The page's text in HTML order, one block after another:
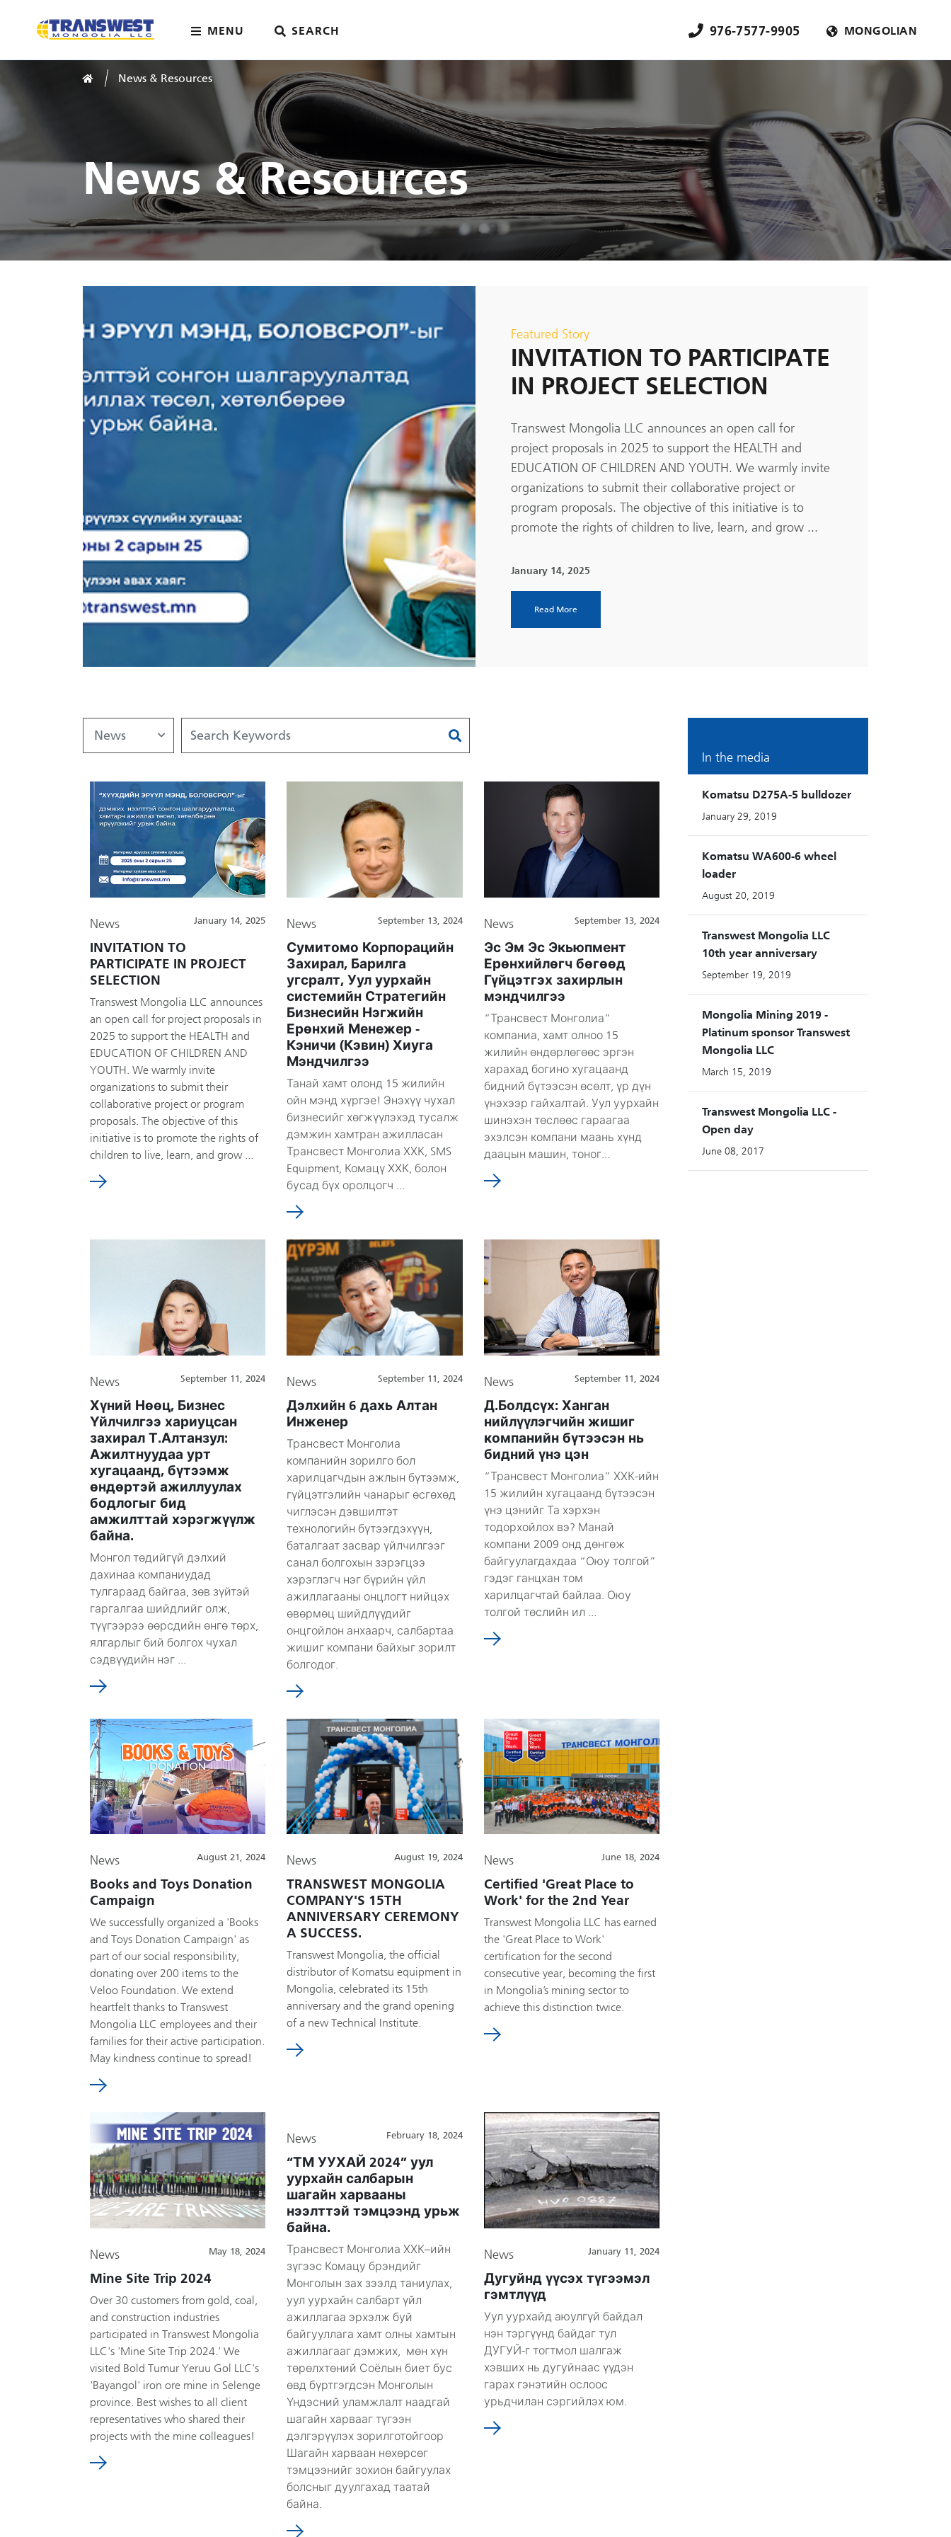
MENU SEARCH 976-7577-9905 MONGOLIAN
Home News & Resources
News & Resources
Featured Story
INVITATION TO PARTICIPATE
IN PROJECT SELECTION
Transwest Mongolia LLC announces an open call for
project proposals in 2025 to support the HEALTH and
EDUCATION OF CHILDREN AND YOUTH. We warmly invite
organizations to submit their collaborative project or
program proposals. The objective of this initiative is to
promote the rights of children to live, learn, and grow ...
January 14, 2025
Read More
News
January 14, 2025
News
INVITATION TO
PARTICIPATE IN PROJECT
SELECTION
Transwest Mongolia LLC announces
an open call for project proposals in
2025 to support the HEALTH and
EDUCATION OF CHILDREN AND
YOUTH. We warmly invite
organizations to submit their
collaborative project or program
proposals. The objective of this
initiative is to promote the rights of
children to live, learn, and grow ...
September 13, 2024
News
Сумитомо Корпорацийн
Захирал, Барилга
угсралт, Уул уурхайн
системийн Стратегийн
Бизнесийн Нэгжийн
Ерөнхий Менежер -
Кэничи (Кэвин) Хиуга
Мэндчилгээ
Танай хамт олонд 15 жилийн
ойн мэнд хүргэе! Энэхүү чухал
бизнесийг хөгжүүлэхэд тусалж
дэмжин хамтран ажилласан
Трансвест Монголиа ХХК, SMS
Equipment, Комацү ХХК, болон
бусад бүх оролцогч ...
September 13, 2024
News
Эс Эм Эс Экьюпмент
Ерөнхийлөгч бөгөөд
Гүйцэтгэх захирлын
мэндчилгээ
“Трансвест Монголиа”
компаниа, хамт олноо 15
жилийн өндөрлөгөөс эргэн
харахад богино хугацаанд
бидний бүтээсэн өсөлт, үр дүн
үнэхээр гайхалтай. Уул уурхайн
шинэхэн төслөөс гараагаа
эхэлсэн компани маань хүнд
даацын машин, тоног...
September 11, 2024
News
Хүний Нөөц, Бизнес
Үйлчилгээ хариуцсан
захирал Т.Алтанзул:
Ажилтнуудаа урт
хугацаанд, бүтээмж
өндөртэй ажиллуулах
бодлогыг бид
амжилттай хэрэгжүүлж
байна.
Монгол төдийгүй дэлхий
дахинаа компаниудад
тулгараад байгаа, зөв зүйтэй
гаргалгаа шийдлийг олж,
түүгээрээ өөрсдийн өнгө төрх,
ялгарлыг бий болгох чухал
сэдвүүдийн нэг ...
September 11, 2024
News
Дэлхийн 6 дахь Алтан
Инженер
Трансвест Монголиа
компанийн зорилго бол
харилцагчдын ажлын бүтээмж,
гүйцэтгэлийн чанарыг өсгөхөд
чиглэсэн дэвшилтэт
технологийн бүтээгдэхүүн,
баталгаат засвар үйлчилгээг
санал болгохын зэрэгцээ
хэрэглэгч нэг бүрийн үйл
ажиллагааны онцлогт нийцэх
өвөрмөц шийдлүүдийг
онцгойлон анхаарч, салбартаа
жишиг компани байхыг зорилт
болгодог.
September 11, 2024
News
Д.Болдсүх: Ханган
нийлүүлэгчийн жишиг
компанийн бүтээсэн нь
бидний үнэ цэн
“Трансвест Монголиа” ХХК-ийн
15 жилийн хугацаанд бүтээсэн
үнэ цэнийг Та хэрхэн
тодорхойлох вэ? Манай
компани 2009 онд дөнгөж
байгуулагдахдаа “Оюу толгой”
гэдэг ганцхан том
харилцагчтай байлаа. Оюу
толгой төслийн ил ...
August 21, 2024
News
Books and Toys Donation
Campaign
We successfully organized a 'Books
and Toys Donation Campaign' as
part of our social responsibility,
donating over 200 items to the
Veloo Foundation. We extend
heartfelt thanks to Transwest
Mongolia LLC employees and their
families for their active participation.
May kindness continue to spread!
August 19, 2024
News
TRANSWEST MONGOLIA
COMPANY'S 15TH
ANNIVERSARY CEREMONY
A SUCCESS.
Transwest Mongolia, the official
distributor of Komatsu equipment in
Mongolia, celebrated its 15th
anniversary and the grand opening
of a new Technical Institute.
June 18, 2024
News
Certified 'Great Place to
Work' for the 2nd Year
Transwest Mongolia LLC has earned
the 'Great Place to Work'
certification for the second
consecutive year, becoming the first
in Mongolia’s mining sector to
achieve this distinction twice.
May 18, 2024
News
Mine Site Trip 2024
Over 30 customers from gold, coal,
and construction industries
participated in Transwest Mongolia
LLC's 'Mine Site Trip 2024.' We
visited Bold Tumur Yeruu Gol LLC's
'Bayangol' iron ore mine in Selenge
province. Best wishes to all client
representatives who shared their
projects with the mine colleagues!
February 18, 2024
News
“ТМ УУХАЙ 2024” уул
уурхайн салбарын
шагайн харвааны
нээлттэй тэмцээнд урьж
байна.
Трансвест Монголиа ХХК–ийн
зүгээс Комацу брэндийг
Монголын зах зээлд таниулах,
уул уурхайн салбарт үйл
ажиллагаа эрхэлж буй
байгууллага хамт олны хамтын
ажиллагааг дэмжих, мөн хүн
төрөлхтөний Соёлын биет бус
өвд бүртгэгдсэн Монголын
Үндэсний уламжлалт наадгай
шагайн харвааг түгээн
дэлгэрүүлэх зорилготойгоор
Шагайн харваан нөхөрсөг
тэмцээнийг зохион байгуулах
болсныг дуулгахад таатай
байна.
January 11, 2024
News
Дугуйнд үүсэх түгээмэл
гэмтлүүд
Уул уурхайд аюулгүй байдал
нэн тэргүүнд байдаг тул
ДУГУЙ-г тогтмол шалгаж
хэвших нь дугуйнаас үүдэн
гарах гэнэтийн ослоос
урьдчилан сэргийлэх юм.
In the media
Komatsu D275A-5 bulldozer
January 29, 2019
Komatsu WA600-6 wheel
loader
August 20, 2019
Transwest Mongolia LLC
10th year anniversary
September 19, 2019
Mongolia Mining 2019 -
Platinum sponsor Transwest
Mongolia LLC
March 15, 2019
Transwest Mongolia LLC -
Open day
June 08, 2017